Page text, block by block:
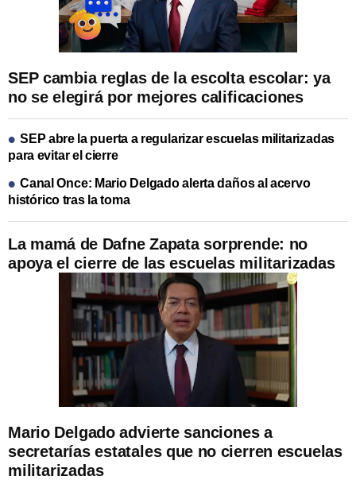
La mamá de Dafne Zapata sorprende: no
apoya el cierre de las escuelas militarizadas
Mario Delgado advierte sanciones a
secretarías estatales que no cierren escuelas
militarizadas
SEP cambia reglas de la escolta escolar: ya
no se elegirá por mejores calificaciones
SEP abre la puerta a regularizar escuelas militarizadas
para evitar el cierre
Canal Once: Mario Delgado alerta daños al acervo
histórico tras la toma